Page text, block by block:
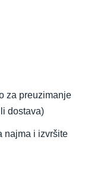
za preuzimanje
dostava)
najma i izvršite